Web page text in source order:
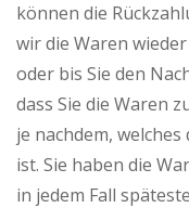
können die
wir die Waren
oder bis Sie den
dass Sie die Waren
je nachdem,
ist. Sie haben die
in jedem Fall